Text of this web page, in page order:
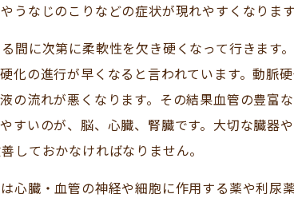
うなじのこりなどの症状が現れやすくなります
間に次第に柔軟性を欠き硬くなって行きます
化の進行が早くなると言われています。動脈
の流れが悪くなります。その結果血管の豊富
すいのが、脳、心臓、腎臓です。大切な臓器や
しておかなければなりません。
心臓・血管の神経や細胞に作用する薬や利尿